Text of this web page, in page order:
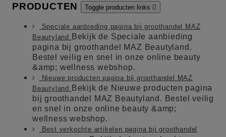
PRODUCTEN Toggle producten links 
Speciale aanbieding pagina bij groothandel MAZ
Beautyland
Bekijk de Speciale aanbieding
pagina bij groothandel MAZ Beautyland.
Bestel veilig en snel in onze online beauty
&amp; wellness webshop.
Nieuwe producten pagina bij groothandel MAZ
Beautyland
Bekijk de Nieuwe producten pagina
bij groothandel MAZ Beautyland. Bestel veilig
en snel in onze online beauty &amp;
wellness webshop.
Best verkochte artikelen pagina bij groothandel